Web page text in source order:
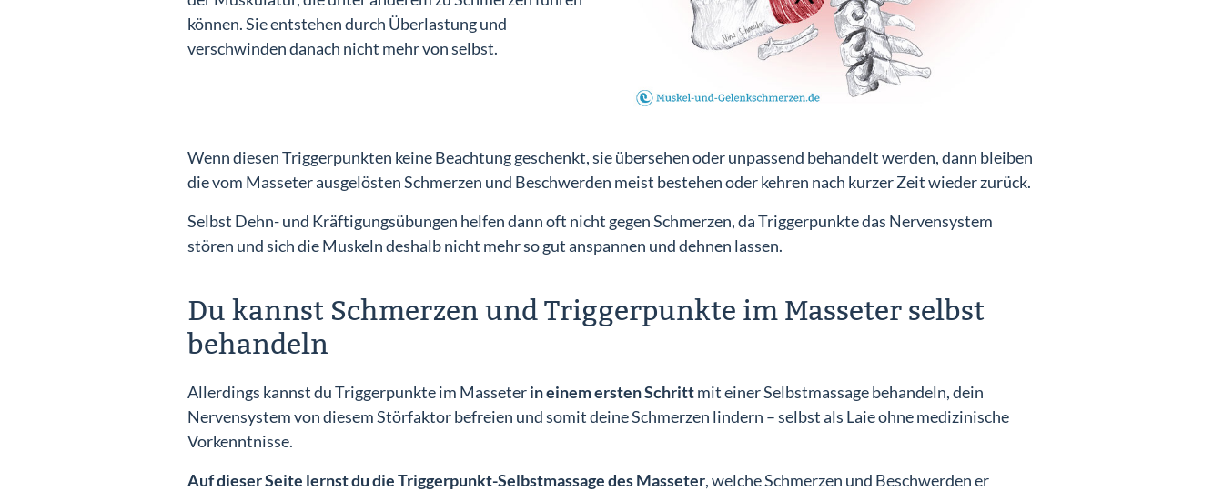
können. Sie entstehen durch Überlastung und
verschwinden danach nicht mehr von selbst.
Wenn diesen Triggerpunkten keine Beachtung geschenkt, sie übersehen oder unpassend behandelt werden, dann bleiben
die vom Masseter ausgelösten Schmerzen und Beschwerden meist bestehen oder kehren nach kurzer Zeit wieder zurück.
Selbst Dehn- und Kräftigungsübungen helfen dann oft nicht gegen Schmerzen, da Triggerpunkte das Nervensystem
stören und sich die Muskeln deshalb nicht mehr so gut anspannen und dehnen lassen.
Du kannst Schmerzen und Triggerpunkte im Masseter selbst
behandeln
Allerdings kannst du Triggerpunkte im Masseterin einem ersten Schrittmit einer Selbstmassage behandeln, dein
Nervensystem von diesem Störfaktor befreien und somit deine Schmerzen lindern – selbst als Laie ohne medizinische
Vorkenntnisse.
Auf dieser Seite lernst du die Triggerpunkt-Selbstmassage des Masseter, welche Schmerzen und Beschwerden er